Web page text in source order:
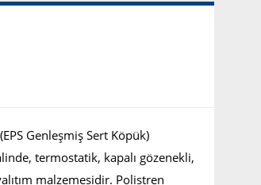
Genleşmiş Sert Köpük)
termostatik, kapalı gözenekli,
malzemesidir. Polistren